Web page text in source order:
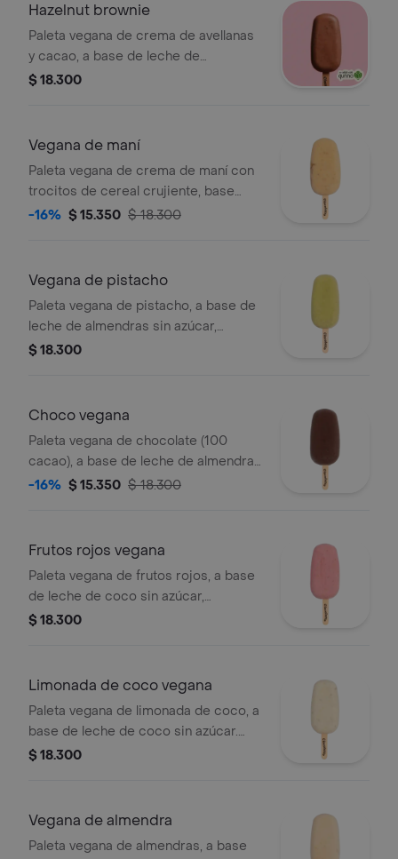
Hazelnut brownie
Paleta vegana de crema de avellanas
y cacao, a base de leche de
almendras artesanal sin azúcar.
de hazelnut protein brownie de qunno.
$ 18.300
Vegana de maní
Paleta vegana de crema de maní con
trocitos de cereal crujiente, base
leche almendras sin azúcar, endulzada
-16% $ 15.350 $ 18.300
Vegana de pistacho
Paleta vegana de pistacho, a base de
leche de almendras sin azúcar,
endulzada con stevia, sin
$ 18.300
Choco vegana
Paleta vegana de chocolate (100
cacao), a base de leche de almendras
sin azúcar, endulzada con stevia, sin
-16% $ 15.350 $ 18.300
Frutos rojos vegana
Paleta vegana de frutos rojos, a base
de leche de coco sin azúcar,
endulzada con stevia, sin
$ 18.300
Limonada de coco vegana
Paleta vegana de limonada de coco, a
base de leche de coco sin azúcar.
endulzada con stevia, sin
$ 18.300
Vegana de almendra
Paleta vegana de almendras, a base